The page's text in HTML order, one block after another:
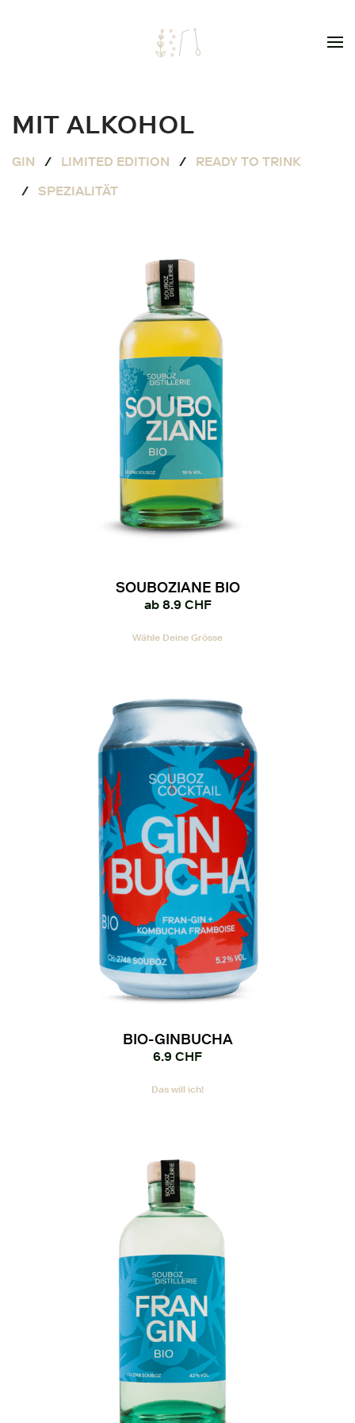
Skip to main content
MIT ALKOHOL
GIN / LIMITED EDITION / READY TO TRINK
/ SPEZIALITÄT
SOUBOZIANE BIO
ab 8.9 CHF
Wähle Deine GrösseProdukt
Varianten
auf.
Die
Optionen
können
auf
der
Produktseite
gewählt
werden
BIO-GINBUCHA
6.9 CHF
Das will ich!